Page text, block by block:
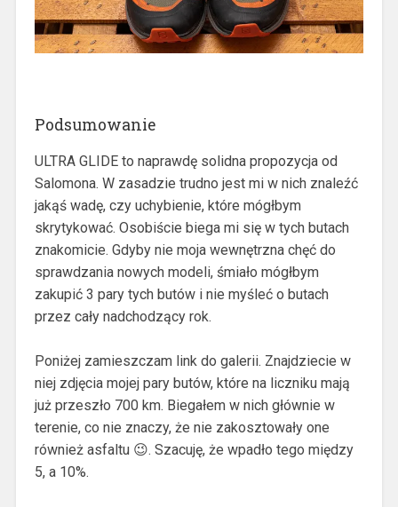
Podsumowanie
ULTRA GLIDE to naprawdę solidna propozycja od
Salomona. W zasadzie trudno jest mi w nich znaleźć
jakąś wadę, czy uchybienie, które mógłbym
skrytykować. Osobiście biega mi się w tych butach
znakomicie. Gdyby nie moja wewnętrzna chęć do
sprawdzania nowych modeli, śmiało mógłbym
zakupić 3 pary tych butów i nie myśleć o butach
przez cały nadchodzący rok.
Poniżej zamieszczam link do galerii. Znajdziecie w
niej zdjęcia mojej pary butów, które na liczniku mają
już przeszło 700 km. Biegałem w nich głównie w
terenie, co nie znaczy, że nie zakosztowały one
również asfaltu 😉. Szacuję, że wpadło tego między
5, a 10%.